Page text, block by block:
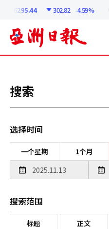
6295.44 302.82 -4.59%
搜索
选择时间
一个星期 1个月
搜索范围
标题 正文